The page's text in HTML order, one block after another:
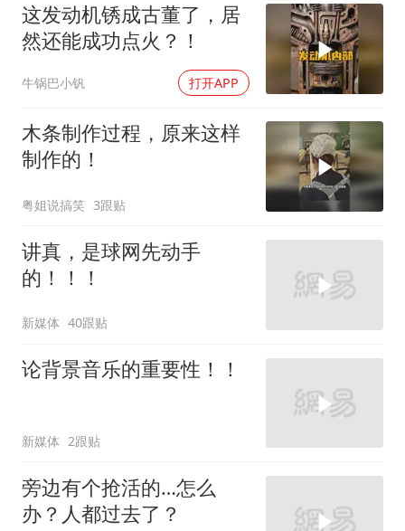
这发动机锈成古董了，居
然还能成功点火？！
牛锅巴小钒 打开APP
木条制作过程，原来这样
制作的！
粤姐说搞笑 3跟贴
讲真，是球网先动手
的！！！
新媒体 40跟贴
论背景音乐的重要性！！
新媒体 2跟贴
旁边有个抢活的…怎么
办？人都过去了？